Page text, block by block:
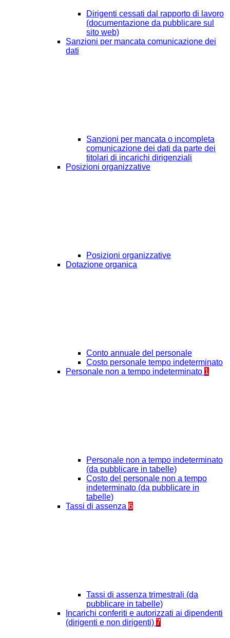
Dirigenti cessati dal rapporto di lavoro
(documentazione da pubblicare sul
sito web)
Sanzioni per mancata comunicazione dei
dati
Sanzioni per mancata o incompleta
comunicazione dei dati da parte dei
titolari di incarichi dirigenziali
Posizioni organizzative
Posizioni organizzative
Dotazione organica
Conto annuale del personale
Costo personale tempo indeterminato
Personale non a tempo indeterminato 1
Personale non a tempo indeterminato
(da pubblicare in tabelle)
Costo del personale non a tempo
indeterminato (da pubblicare in
tabelle)
Tassi di assenza 6
Tassi di assenza trimestrali (da
pubblicare in tabelle)
Incarichi conferiti e autorizzati ai dipendenti
(dirigenti e non dirigenti) 7